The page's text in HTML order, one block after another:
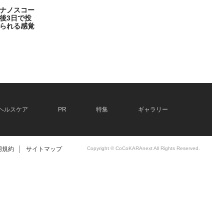
ノスコー
3日で投
れる感覚
ルスケア PR 特集 ギャラリー
規約 サイトマップ Copyright © CoCoKARAnext All Rights Reserved.